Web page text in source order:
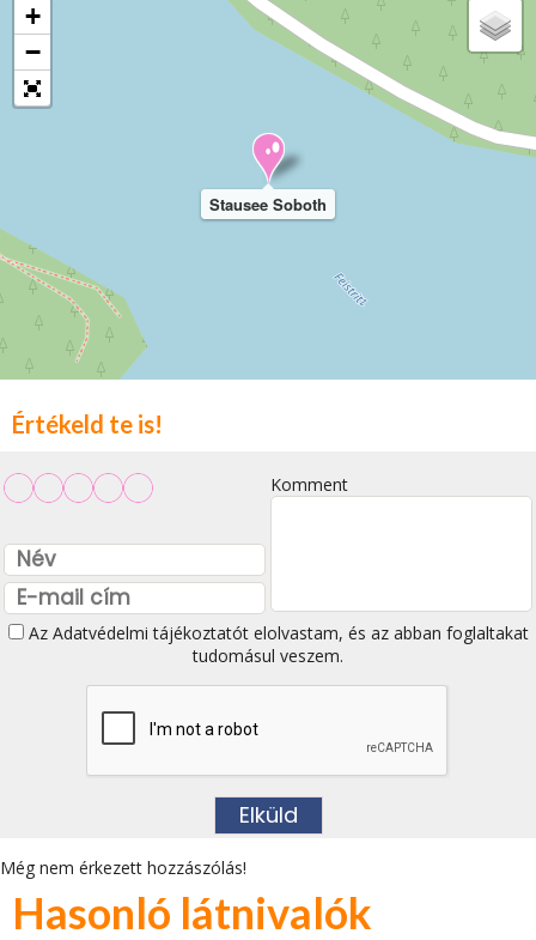
Stausee Soboth
+
−
Értékeld te is!
Komment
Az Adatvédelmi tájékoztatótelolvastam, és az abban foglaltakat
tudomásul veszem.
Még nem érkezett hozzászólás!
Hasonló látnivalók